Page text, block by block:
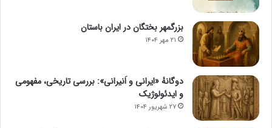
بزرگمهر بختگان در ایران باستان
۲۱ مهر ۱۴۰۴
دوگانهٔ «ایرانی و اَنیرانی»: بررسی تاریخی، مفهومی
و ایدئولوژیک
۲۷ شهریور ۱۴۰۴